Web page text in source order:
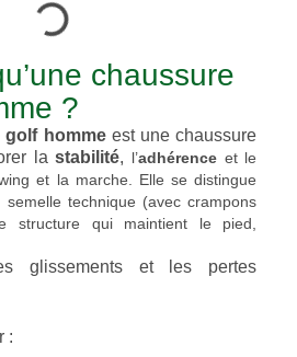
chaussure
?
golf hommeest une chaussure
lastabilité, l’adhérenceet le
et la marche. Elle se distingue
semelle technique (avec crampons
structure qui maintient le pied,
glissements et les pertes
: